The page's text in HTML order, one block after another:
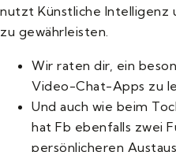
nutzt Künstliche Intelligenz
zu gewährleisten.
Wir raten dir, ein
Video-Chat-Apps zu
Und auch wie beim
hat Fb ebenfalls zwei
persönlicheren